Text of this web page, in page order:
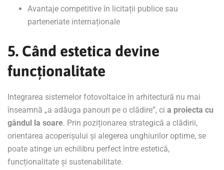
Avantaje competitive în licitații publice sau
parteneriate internaționale
5. Când estetica devine
funcționalitate
Integrarea sistemelor fotovoltaice în arhitectură nu mai
înseamnă „a adăuga panouri pe o clădire”, ci a proiecta cu
gândul la soare. Prin poziționarea strategică a clădirii,
orientarea acoperișului și alegerea unghiurilor optime, se
poate atinge un echilibru perfect între estetică,
funcționalitate și sustenabilitate.